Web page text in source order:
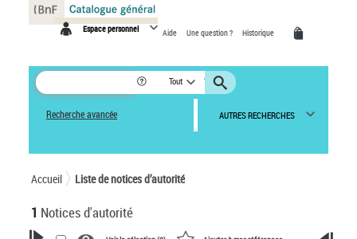
Espace personnel Aide Une question ? Historique
Tout
Recherche avancée AUTRES RECHERCHES
Accueil Liste de notices d’autorité
1 Notices d'autorité
Panneau de gestion des cookies